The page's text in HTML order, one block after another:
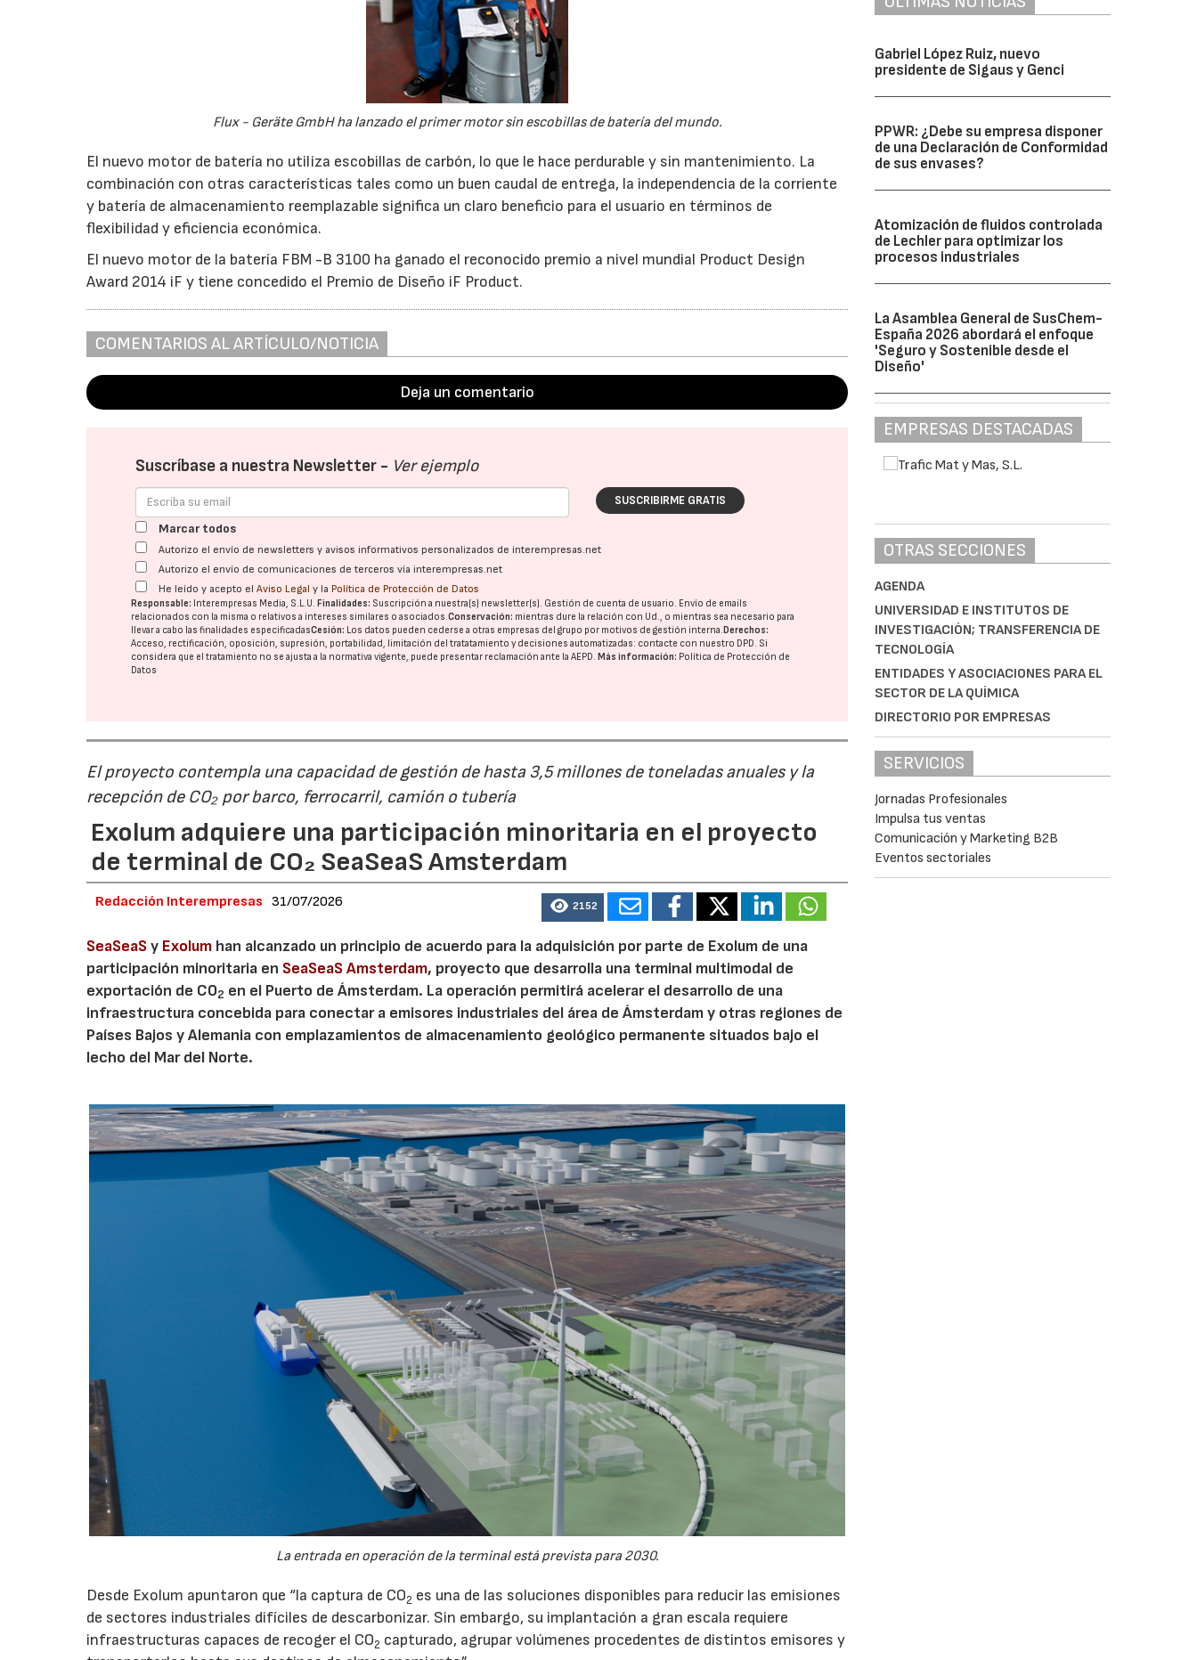
Flux - Geräte GmbH ha lanzado el primer motor sin escobillas de batería del mundo.
El nuevo motor de batería no utiliza escobillas de carbón, lo que le hace perdurable y sin mantenimiento. La
combinación con otras características tales como un buen caudal de entrega, la independencia de la corriente
y batería de almacenamiento reemplazable significa un claro beneficio para el usuario en términos de
flexibilidad y eficiencia económica.
El nuevo motor de la batería FBM -B 3100 ha ganado el reconocido premio a nivel mundial Product Design
Award 2014 iF y tiene concedido el Premio de Diseño iF Product.
COMENTARIOS AL ARTÍCULO/NOTICIA
Deja un comentario
Suscríbase a nuestra Newsletter - Ver ejemplo
SUSCRIBIRME GRATIS
Marcar todos
Autorizo el envío de newsletters y avisos informativos personalizados de interempresas.net
Autorizo el envío de comunicaciones de terceros vía interempresas.net
He leído y acepto elAviso Legal y la Política de Protección de Datos
Responsable: Interempresas Media, S.L.U.Finalidades: Suscripción a nuestra(s) newsletter(s). Gestión de cuenta de usuario. Envío de emails
relacionados con la misma o relativos a intereses similares o asociados.Conservación: mientras dure la relación con Ud., o mientras sea necesario para
llevar a cabo las finalidades especificadasCesión: Los datos pueden cederse a otras empresas del grupo por motivos de gestión interna.Derechos:
Acceso, rectificación, oposición, supresión, portabilidad, limitación del tratatamiento y decisiones automatizadas: contacte con nuestro DPD . Si
considera que el tratamiento no se ajusta a la normativa vigente, puede presentar reclamación ante laAEPD .Más información: Política de Protección de
Datos
El proyecto contempla una capacidad de gestión de hasta 3,5 millones de toneladas anuales y la
recepción de CO₂ por barco, ferrocarril, camión o tubería
Exolum adquiere una participación minoritaria en el proyecto
de terminal de CO₂ SeaSeaS Amsterdam
Redacción Interempresas 31/07/2026 2152
SeaSeaSy Exolum han alcanzado un principio de acuerdo para la adquisición por parte de Exolum de una
participación minoritaria en SeaSeaS Amsterdam, proyecto que desarrolla una terminal multimodal de
exportación de CO2 en el Puerto de Ámsterdam. La operación permitirá acelerar el desarrollo de una
infraestructura concebida para conectar a emisores industriales del área de Ámsterdam y otras regiones de
Países Bajos y Alemania con emplazamientos de almacenamiento geológico permanente situados bajo el
lecho del Mar del Norte.
La entrada en operación de la terminal está prevista para 2030.
Desde Exolum apuntaron que “la captura de CO2 es una de las soluciones disponibles para reducir las emisiones
de sectores industriales difíciles de descarbonizar. Sin embargo, su implantación a gran escala requiere
infraestructuras capaces de recoger el CO2 capturado, agrupar volúmenes procedentes de distintos emisores y
Gabriel López Ruiz, nuevo
presidente de Sigaus y Genci
PPWR: ¿Debe su empresa disponer
de una Declaración de Conformidad
de sus envases?
Atomización de fluidos controlada
de Lechler para optimizar los
procesos industriales
La Asamblea General de SusChem-
España 2026 abordará el enfoque
'Seguro y Sostenible desde el
Diseño'
EMPRESAS DESTACADAS
OTRAS SECCIONES
AGENDA
UNIVERSIDAD E INSTITUTOS DE
INVESTIGACIÓN; TRANSFERENCIA DE
TECNOLOGÍA
ENTIDADES Y ASOCIACIONES PARA EL
SECTOR DE LA QUÍMICA
DIRECTORIO POR EMPRESAS
SERVICIOS
Jornadas Profesionales
Impulsa tus ventas
Comunicación y Marketing B2B
Eventos sectoriales